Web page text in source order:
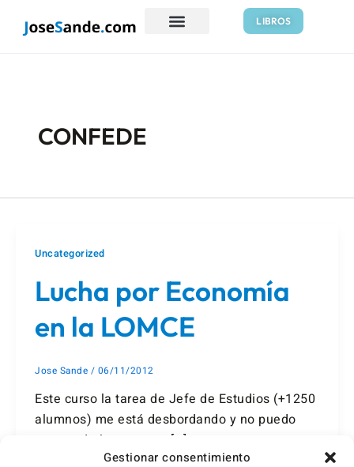
Gestionar consentimiento
LIBROS
CONFEDE
Uncategorized
Lucha por Economía
en la LOMCE
Jose Sande / 06/11/2012
Este curso la tarea de Jefe de Estudios (+1250
alumnos) me está desbordando y no puedo
estar todo lo presente […]